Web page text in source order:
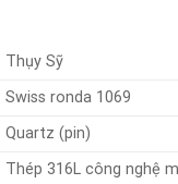
Thụy Sỹ
Swiss ronda 1069
Quartz (pin)
Thép 316L công nghệ